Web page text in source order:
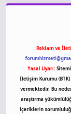
Reklam ve
Yasal Uyarı:
İletişim Kurumu
vermektedir. Bu
araştırma
içeriklerin